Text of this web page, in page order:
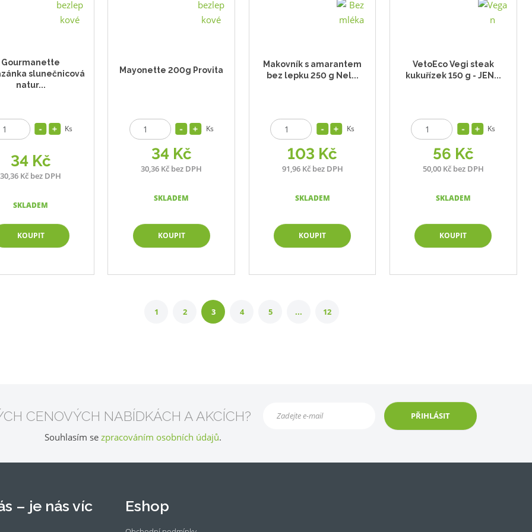
Gourmanette
slunečnicová
natur...
34 Kč
30,36 Kč bez DPH
Ks
KOUPIT
SKLADEM
Mayonette 200g Provita
34 Kč
30,36 Kč bez DPH
Ks
KOUPIT
SKLADEM
Makovník s amarantem
bez lepku 250 g Nel...
103 Kč
91,96 Kč bez DPH
Ks
KOUPIT
SKLADEM
VetoEco Vegi steak
kukuřízek 150 g - JEN...
56 Kč
50,00 Kč bez DPH
Ks
KOUPIT
SKLADEM
1 2 3 4 5 ... 12
CENOVÝCH NABÍDKÁCH A AKCÍCH? PŘIHLÁSIT
Souhlasím se zpracováním osobních údajů.
– je nás víc Eshop